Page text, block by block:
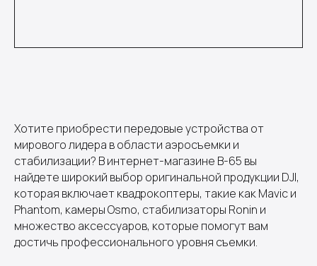
Хотите приобрести передовые устройства от
мирового лидера в области аэросъемки и
стабилизации? В интернет-магазине B-65 вы
найдете широкий выбор оригинальной продукции DJI,
которая включает квадрокоптеры, такие как Mavic и
Phantom, камеры Osmo, стабилизаторы Ronin и
множество аксессуаров, которые помогут вам
достичь профессионального уровня съемки.